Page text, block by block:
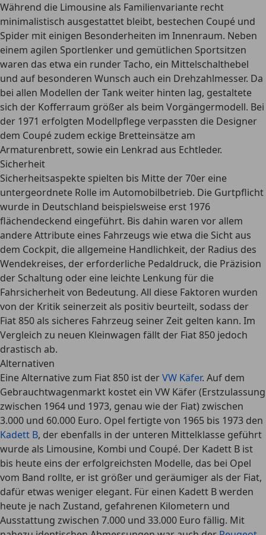
Während die Limousine als Familienvariante recht
minimalistisch ausgestattet bleibt, bestechen Coupé und
Spider mit einigen Besonderheiten im Innenraum. Neben
einem agilen Sportlenker und gemütlichen Sportsitzen
waren das etwa ein runder Tacho, ein Mittelschalthebel
und auf besonderen Wunsch auch ein Drehzahlmesser. Da
bei allen Modellen der Tank weiter hinten lag, gestaltete
sich der Kofferraum größer als beim Vorgängermodell. Bei
der 1971 erfolgten Modellpflege verpassten die Designer
dem Coupé zudem eckige Bretteinsätze am
Armaturenbrett, sowie ein Lenkrad aus Echtleder.
Sicherheit
Sicherheitsaspekte spielten bis Mitte der 70er eine
untergeordnete Rolle im Automobilbetrieb. Die Gurtpflicht
wurde in Deutschland beispielsweise erst 1976
flächendeckend eingeführt. Bis dahin waren vor allem
andere Attribute eines Fahrzeugs wie etwa die Sicht aus
dem Cockpit, die allgemeine Handlichkeit, der Radius des
Wendekreises, der erforderliche Pedaldruck, die Präzision
der Schaltung oder eine leichte Lenkung für die
Fahrsicherheit von Bedeutung. All diese Faktoren wurden
von der Kritik seinerzeit als positiv beurteilt, sodass der
Fiat 850 als sicheres Fahrzeug seiner Zeit gelten kann. Im
Vergleich zu neuen Kleinwagen fällt der Fiat 850 jedoch
drastisch ab.
Alternativen
Eine Alternative zum Fiat 850 ist derVW Käfer. Auf dem
Gebrauchtwagenmarkt kostet ein VW Käfer (Erstzulassung
zwischen 1964 und 1973, genau wie der Fiat) zwischen
3.000 und 60.000 Euro. Opel fertigte von 1965 bis 1973 den
Kadett B, der ebenfalls in der unteren Mittelklasse geführt
wurde als Limousine, Kombi und Coupé. Der Kadett B ist
bis heute eins der erfolgreichsten Modelle, das bei Opel
vom Band rollte, er ist größer und geräumigerals der Fiat,
dafür etwas weniger elegant. Für einen Kadett B werden
heute je nach Zustand, gefahrenen Kilometern und
Ausstattung zwischen 7.000 und 33.000 Euro fällig. Mit